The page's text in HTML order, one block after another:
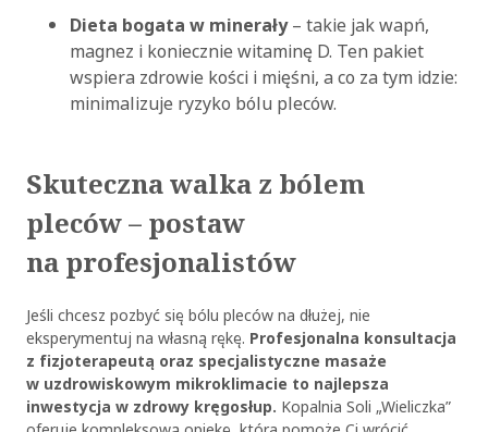
Dieta bogata w minerały– takie jak wapń,
magnez i koniecznie witaminę D. Ten pakiet
wspiera zdrowie kości i mięśni, a co za tym idzie:
minimalizuje ryzyko bólu pleców.
Skuteczna walka z bólem
pleców – postaw
na profesjonalistów
Jeśli chcesz pozbyć się bólu pleców na dłużej, nie
eksperymentuj na własną rękę. Profesjonalna konsultacja
z fizjoterapeutą oraz specjalistyczne masaże
w uzdrowiskowym mikroklimacie to najlepsza
inwestycja w zdrowy kręgosłup. Kopalnia Soli „Wieliczka”